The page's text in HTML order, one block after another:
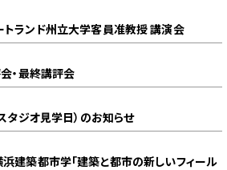
トランド州立大学客員准教授 講演会
・最終講評会
タジオ見学日）のお知らせ
建築都市学「建築と都市の新しいフィール